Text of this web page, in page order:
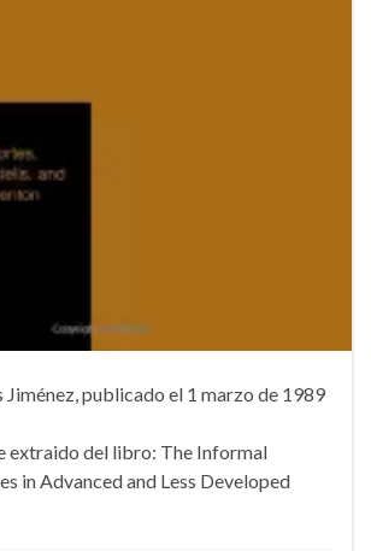
Jiménez, publicado el 1 marzo de 1989
extraido del libro: The Informal
in Advanced and Less Developed